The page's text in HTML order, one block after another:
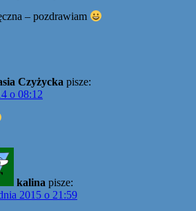
– pozdrawiam
Czyżycka pisze:
o 08:12
kalina pisze:
2015 o 21:59